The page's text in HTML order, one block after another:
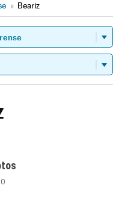
» Beariz